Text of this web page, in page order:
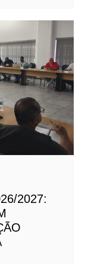
2027: